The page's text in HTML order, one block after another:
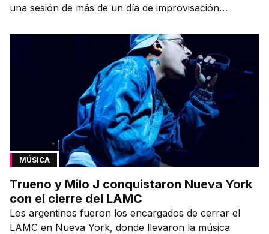
una sesión de más de un día de improvisación
MÚSICA
Trueno y Milo J conquistaron Nueva York
con el cierre del LAMC
Los argentinos fueron los encargados de cerrar el
LAMC en Nueva York, donde llevaron la música